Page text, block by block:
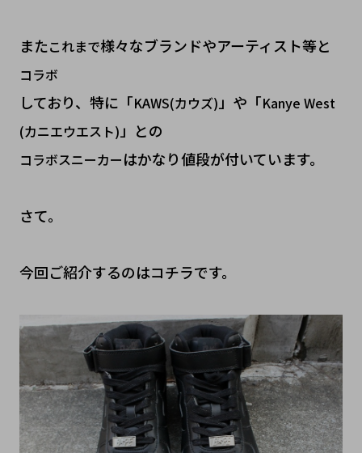
またこれまで様々なブランドやアーティスト等と
コラボ
しており、特に「KAWS(カウズ) 」や「Kanye West
(カニエウエスト) 」との
コラボスニーカーはかなり値段が付いています。
さて。
今回ご紹介するのはコチラです。